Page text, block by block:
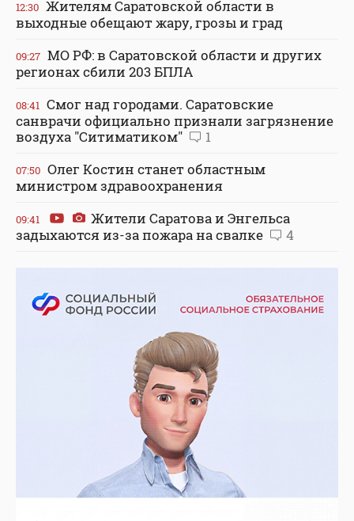
12:30 Жителям Саратовской области в
выходные обещают жару, грозы и град
09:27 МО РФ: в Саратовской области и других
регионах сбили 203 БПЛА
08:41 Смог над городами. Саратовские
санврачи официально признали загрязнение
воздуха "Ситиматиком"
1
07:50 Олег Костин станет областным
министром здравоохранения
09:41
Жители Саратова и Энгельса
задыхаются из-за пожара на свалке
4